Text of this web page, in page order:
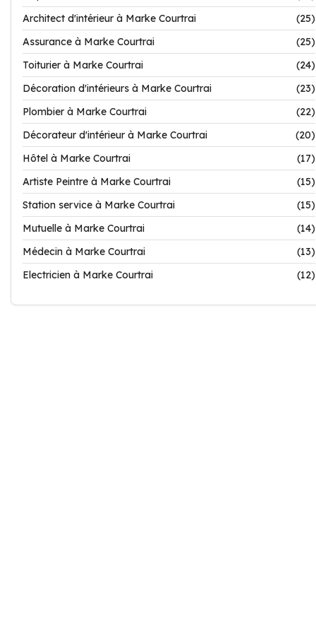
Architect d'intérieur à Marke Courtrai
(25)
Assurance à Marke Courtrai
(25)
Toiturier à Marke Courtrai
(24)
Décoration d'intérieurs à Marke Courtrai
(23)
Plombier à Marke Courtrai
(22)
Décorateur d'intérieur à Marke Courtrai
(20)
Hôtel à Marke Courtrai
(17)
Artiste Peintre à Marke Courtrai
(15)
Station service à Marke Courtrai
(15)
Mutuelle à Marke Courtrai
(14)
Médecin à Marke Courtrai
(13)
Electricien à Marke Courtrai
(12)